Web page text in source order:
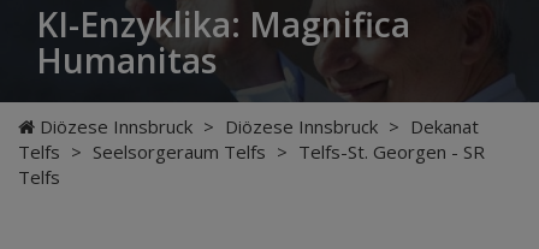
KI-Enzyklika: Magnifica
Humanitas
Diözese Innsbruck > Diözese Innsbruck > Dekanat
Telfs > Seelsorgeraum Telfs > Telfs-St. Georgen - SR
Telfs